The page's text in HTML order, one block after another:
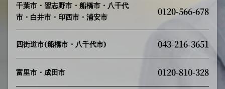
千葉市・習志野市・船橋市・八千代
市・白井市・印西市・浦安市
0120-566-678
四街道市(船橋市・八千代市) 043-216-3651
富里市・成田市 0120-810-328